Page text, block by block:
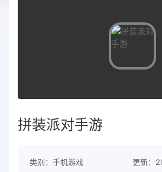
拼装派对手游
类别：手机游戏 更新：